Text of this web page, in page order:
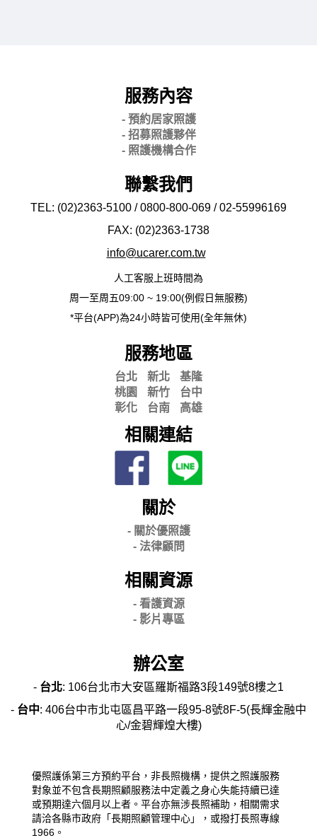
服務內容
- 預約居家照護
- 招募照護夥伴
- 照護機構合作
聯繫我們
TEL: (02)2363-5100 / 0800-800-069 / 02-55996169
FAX: (02)2363-1738
info@ucarer.com.tw
人工客服上班時間為
周一至周五09:00 ~ 19:00(例假日無服務)
*平台(APP)為24小時皆可使用(全年無休)
服務地區
台北 新北
基隆
桃園
新竹
台中
彰化
台南 高雄
相關連結
關於
- 關於優照護
- 法律顧問
相關資源
- 看護資源
- 影片專區
辦公室
- 台北: 106台北市大安區羅斯福路3段149號8樓之1
- 台中: 406台中市北屯區昌平路一段95-8號8F-5(長輝金融中
心/金碧輝煌大樓)
優照護係第三方預約平台，非長照機構，提供之照護服務
對象並不包含長期照顧服務法中定義之身心失能持續已達
或預期達六個月以上者。平台亦無涉長照補助，相關需求
請洽各縣市政府「長期照顧管理中心」，或撥打長照專線
1966。